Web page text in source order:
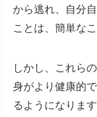
から逃れ、自分
ことは、簡単な
しかし、これら
身がより健康的
るようになります